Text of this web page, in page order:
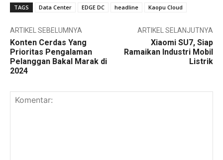
TAGS Data Center EDGE DC headline Kaopu Cloud
ARTIKEL SEBELUMNYA
Konten Cerdas Yang
Prioritas Pengalaman
Pelanggan Bakal Marak di
2024
ARTIKEL SELANJUTNYA
Xiaomi SU7, Siap
Ramaikan Industri Mobil
Listrik